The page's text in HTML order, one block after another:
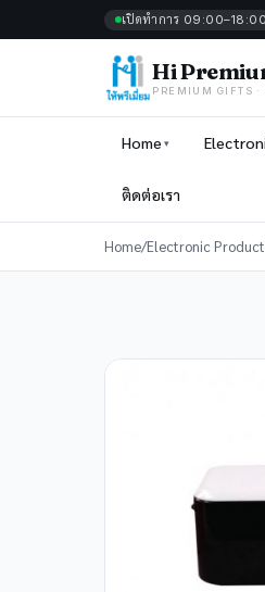
เปิดทำการ 09:00–18:00
Hi
PREMIUM GIFTS
Home
ติดต่อเรา
Home/Electronic